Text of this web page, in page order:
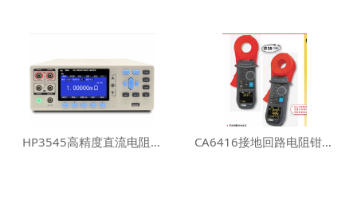
HP3545高精度直流电阻测试仪 CA6416接地回路电阻钳表/接地电阻测试仪